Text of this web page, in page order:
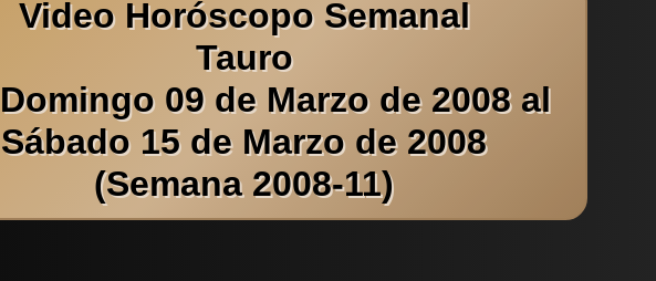
Video Horóscopo Semanal
Tauro
09 de Marzo de 2008 al
Sábado 15 de Marzo de 2008
(Semana 2008-11)